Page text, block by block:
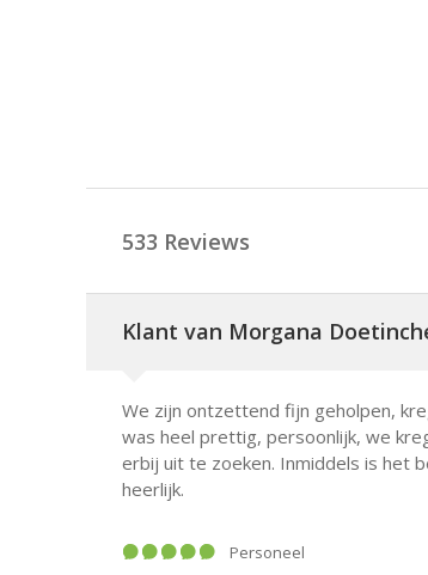
533 Reviews
Klant van Morgana
We zijn ontzettend fijn geholpen,
was heel prettig, persoonlijk, we
erbij uit te zoeken. Inmiddels is het
heerlijk.
Personeel